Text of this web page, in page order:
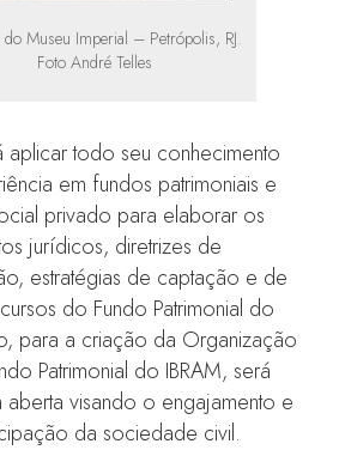
do Museu Imperial – Petrópolis, RJ.
Foto André Telles
todo seu conhecimento
em fundos patrimoniais e
privado para elaborar os
jurídicos, diretrizes de
estratégias de captação e de
do Fundo Patrimonial do
para a criação da Organização
Patrimonial do IBRAM, será
aberta visando o engajamento e
da sociedade civil.